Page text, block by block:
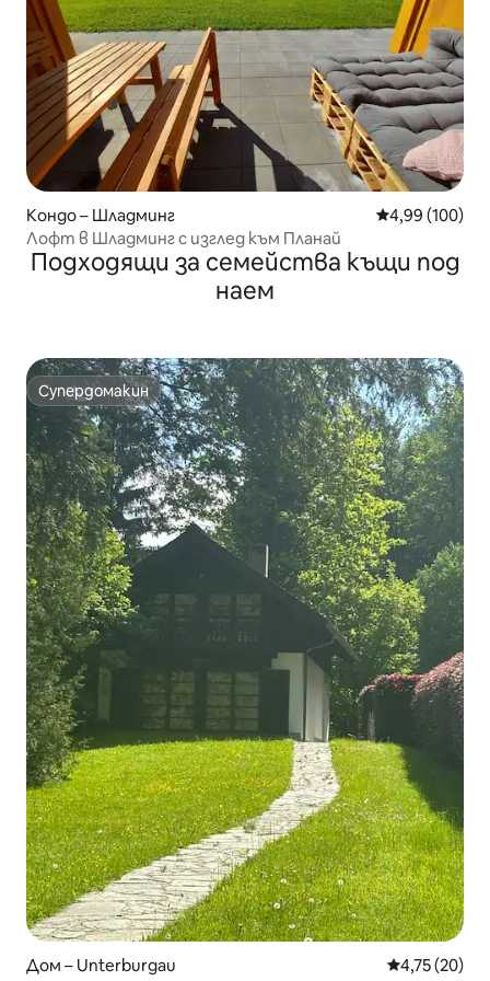
Кондо – Шладминг Средна
4,99 (100)
Лофт в Шладминг с изглед към Планай
Подходящи за семейства къщи под
наем
Супердомакин
Супердомакин
Дом – Unterburgau Средна
4,75 (20)